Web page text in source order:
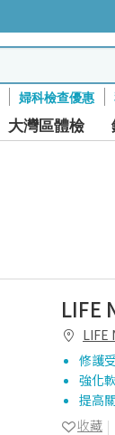
婦科檢查優惠
大灣區體檢
LIFE
LIFE
修護
強化
提高
收藏